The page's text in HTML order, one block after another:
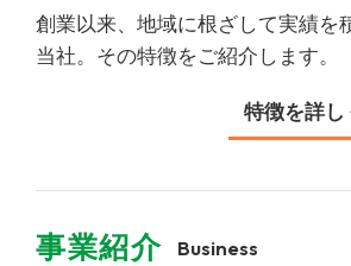
創業以来、地域に根ざして実績を
当社。その特徴をご紹介します。
特徴を詳し
事業紹介 Business